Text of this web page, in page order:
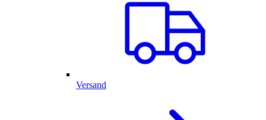
Versand